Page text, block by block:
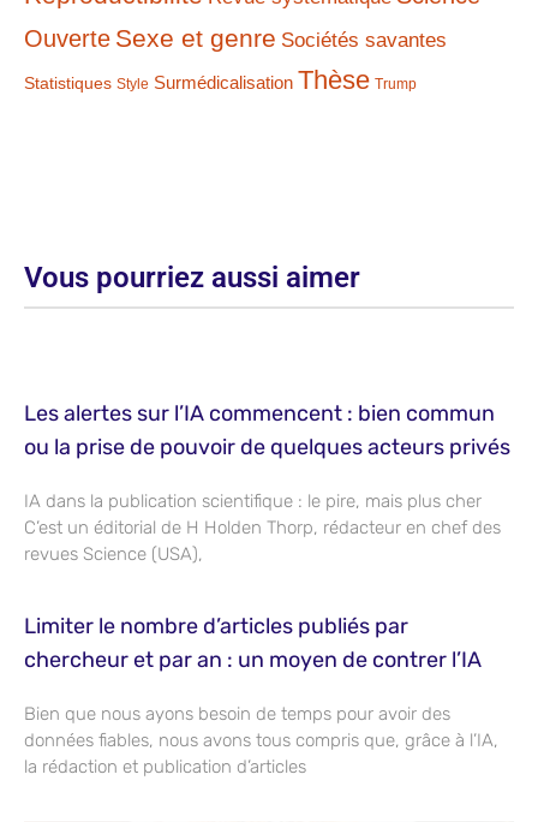
Ouverte Sexe et genre Sociétés savantes
Statistiques Style Surmédicalisation Thèse Trump
Vous pourriez aussi aimer
Les alertes sur l’IA commencent : bien commun
ou la prise de pouvoir de quelques acteurs privés
IA dans la publication scientifique : le pire, mais plus cher
C’est un éditorial de H Holden Thorp, rédacteur en chef des
revues Science (USA),
Limiter le nombre d’articles publiés par
chercheur et par an : un moyen de contrer l’IA
Bien que nous ayons besoin de temps pour avoir des
données fiables, nous avons tous compris que, grâce à l’IA,
la rédaction et publication d’articles